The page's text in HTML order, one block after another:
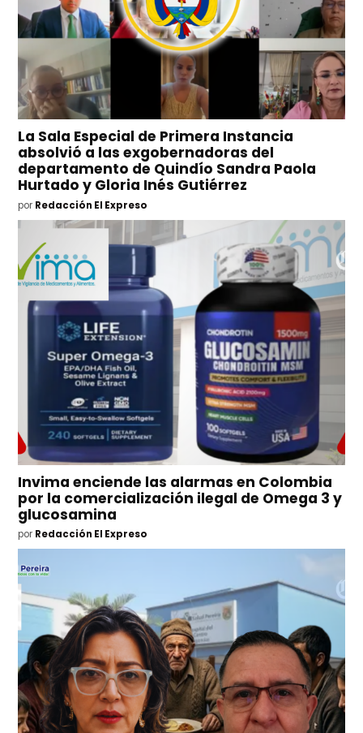
La Sala Especial de Primera Instancia
absolvió a las exgobernadoras del
departamento de Quindío Sandra Paola
Hurtado y Gloria Inés Gutiérrez
por Redacción El Expreso
Invima enciende las alarmas en Colombia
por la comercialización ilegal de Omega 3 y
glucosamina
por Redacción El Expreso